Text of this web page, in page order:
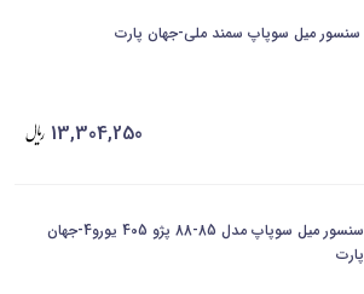
سنسور میل سوپاپ سمند ملی-جهان پارت
13,304,250
سنسور میل سوپاپ مدل 85-88 پژو 405 یورو4-جهان
پارت